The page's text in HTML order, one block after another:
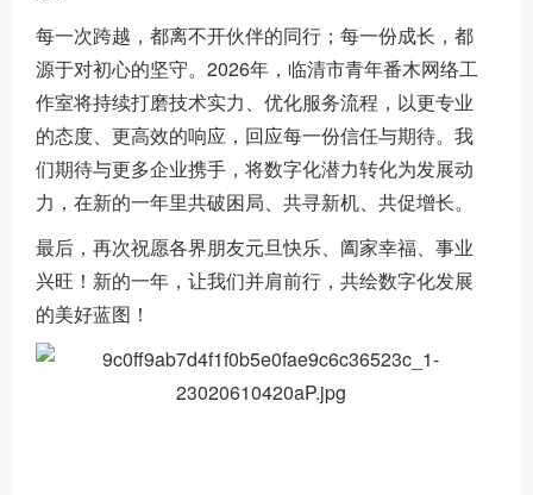
每一次跨越，都离不开伙伴的同行；每一份成长，都
源于对初心的坚守。2026年，临清市青年番木网络工
作室将持续打磨技术实力、优化服务流程，以更专业
的态度、更高效的响应，回应每一份信任与期待。我
们期待与更多企业携手，将数字化潜力转化为发展动
力，在新的一年里共破困局、共寻新机、共促增长。
最后，再次祝愿各界朋友元旦快乐、阖家幸福、事业
兴旺！新的一年，让我们并肩前行，共绘数字化发展
的美好蓝图！